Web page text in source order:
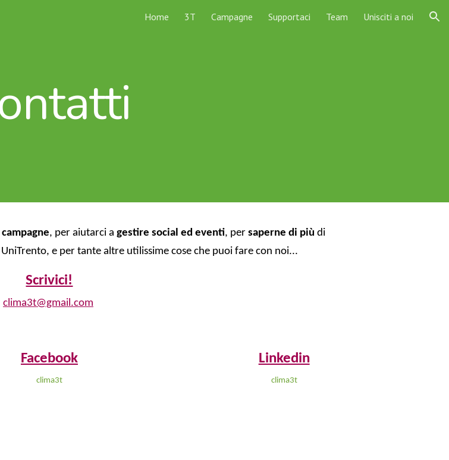
Skip to navigation
Home 3T Campagne Supportaci Team Unisciti a noi
campagne, per aiutarci a gestire social ed eventi, per saperne di più di
e per tante altre utilissime cose che puoi fare con noi...
Scrivici!
clima3t@gmail.com
Facebook
clima3t
Linkedin
clima3t